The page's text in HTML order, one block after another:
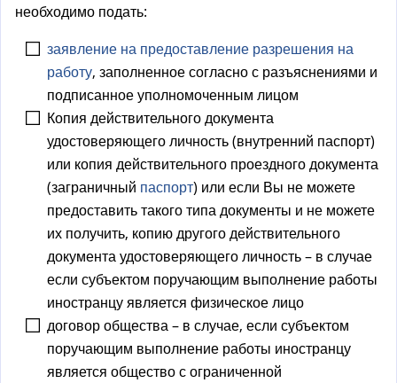
необходимо подать:
заявление на предоставление разрешения на
работу, заполненное согласно с разъяснениями и
подписанное уполномоченным лицом
Копия действительного документа
удостоверяющего личность (внутренний паспорт)
или копия действительного проездного документа
(заграничный паспорт) или если Вы не можете
предоставить такого типа документы и не можете
их получить, копию другого действительного
документа удостоверяющего личность – в случае
если субъектом поручающим выполнение работы
иностранцу является физическое лицо
договор общества – в случае, если субъектом
поручающим выполнение работы иностранцу
является общество с ограниченной